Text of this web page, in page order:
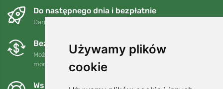
Używamy plików
cookie
Do następnego dnia i bezpłatnie
Darmowa wysyłka dla zamówień powyżej 250 PLN
Bezpłatne wymiany i zwroty
Możesz zwrócić lub wymienić swoje zamówienie w dowolnym
momencie w ciągu 90 dni.
Wspieramy Trees.org